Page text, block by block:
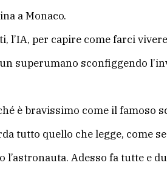
a Monaco.
per capire come farci
superumano sconfiggendo
è bravissimo come il famoso
tutto quello che legge, come
Adesso fa tutte e